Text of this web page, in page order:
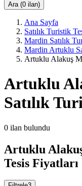
Ara (0 ilan)
Ana Sayfa
Satılık Turistik
Mardin Satılık
Mardin Artuklu
Artuklu Alakuş
Artuklu
Satılık
0 ilan bulundu
Artuklu
Tesis Fiyatları